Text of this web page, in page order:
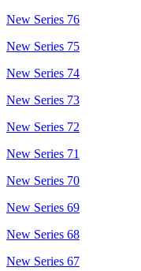
New Series 76
New Series 75
New Series 74
New Series 73
New Series 72
New Series 71
New Series 70
New Series 69
New Series 68
New Series 67